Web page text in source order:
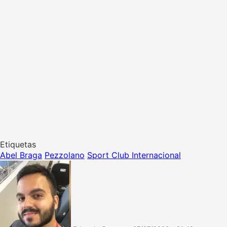
Etiquetas
Abel Braga Pezzolano Sport Club Internacional